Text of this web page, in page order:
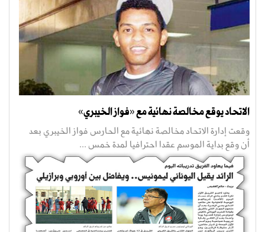
الاتحاد يوقع مخالصة نهائية مع «فواز الخيبري»
وقعت إدارة الاتحاد مخالصة نهائية مع الحارس فواز الخيبري بعد
أن وقع بداية الموسم عقدا احترافيا لمدة خمس ...